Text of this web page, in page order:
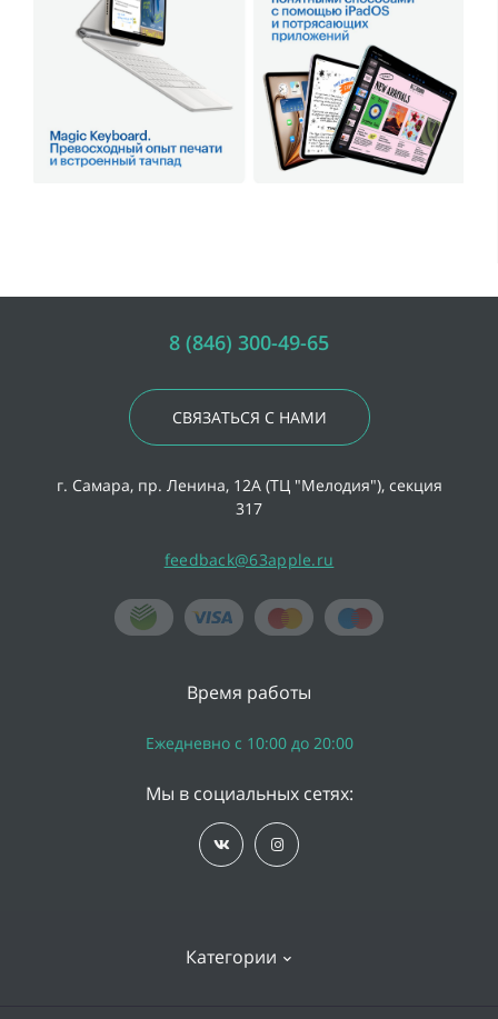
8 (846) 300-49-65
СВЯЗАТЬСЯ С НАМИ
г. Самара, пр. Ленина, 12А (ТЦ "Мелодия"), секция
317
feedback@63apple.ru
Категории
Время работы
Ежедневно с 10:00 до 20:00
Мы в социальных сетях: